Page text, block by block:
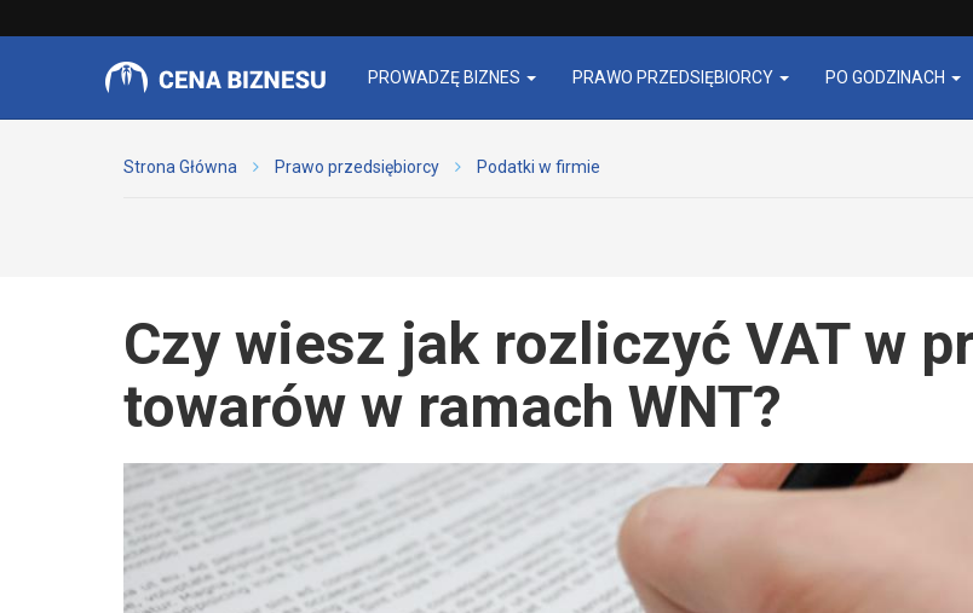
PROWADZĘ BIZNES PRAWO PRZEDSIĘBIORCY PO GODZINACH
Strona Główna Prawo przedsiębiorcy Podatki w firmie
Czy wiesz jak rozliczyć VAT w
towarów w ramach WNT?